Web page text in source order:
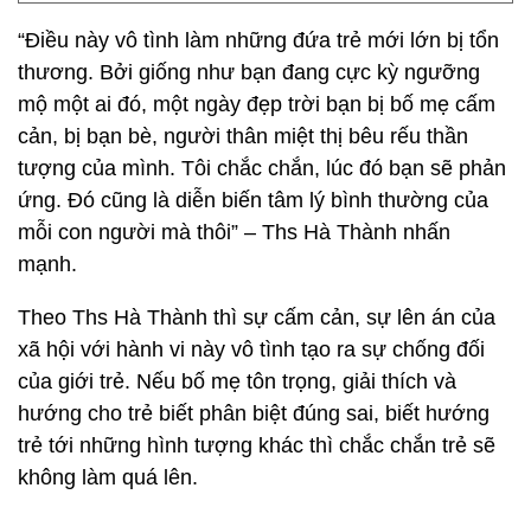
“Điều này vô tình làm những đứa trẻ mới lớn bị tổn
thương. Bởi giống như bạn đang cực kỳ ngưỡng
mộ một ai đó, một ngày đẹp trời bạn bị bố mẹ cấm
cản, bị bạn bè, người thân miệt thị bêu rếu thần
tượng của mình. Tôi chắc chắn, lúc đó bạn sẽ phản
ứng. Đó cũng là diễn biến tâm lý bình thường của
mỗi con người mà thôi” – Ths Hà Thành nhấn
mạnh.
Theo Ths Hà Thành thì sự cấm cản, sự lên án của
xã hội với hành vi này vô tình tạo ra sự chống đối
của giới trẻ. Nếu bố mẹ tôn trọng, giải thích và
hướng cho trẻ biết phân biệt đúng sai, biết hướng
trẻ tới những hình tượng khác thì chắc chắn trẻ sẽ
không làm quá lên.